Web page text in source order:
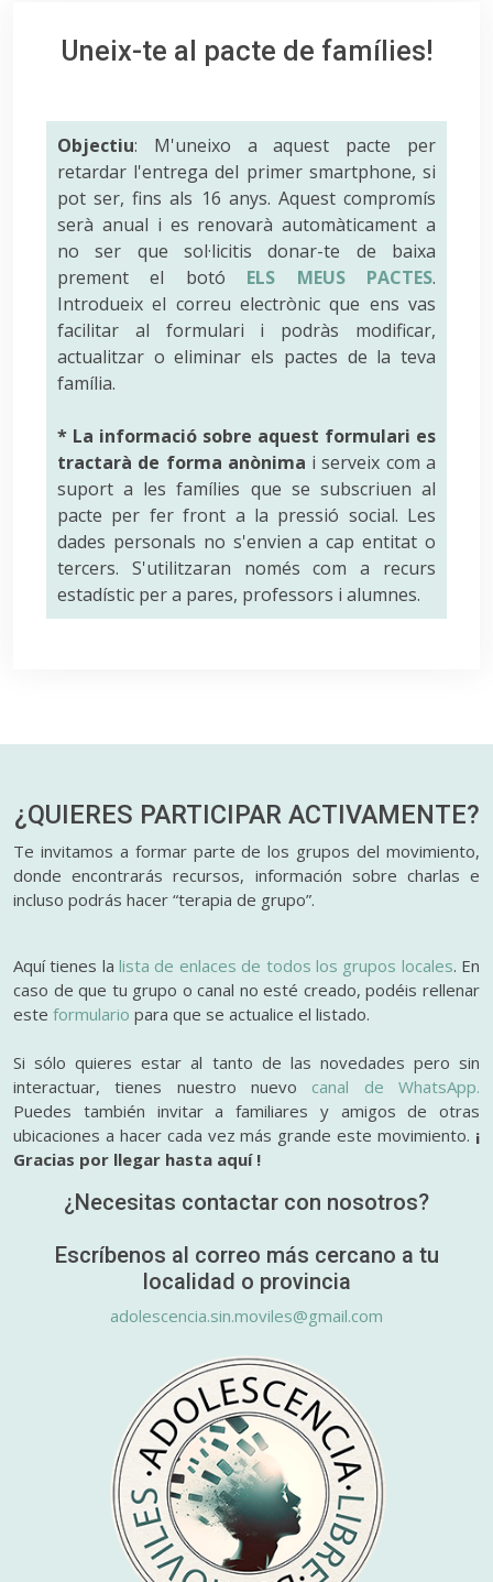
Uneix-te al pacte de famílies!
Objectiu: M'uneixo a aquest pacte per
retardar l'entrega del primer smartphone, si
pot ser, fins als 16 anys. Aquest compromís
serà anual i es renovarà automàticament a
no ser que sol·licitis donar-te de baixa
prement el botó ELS MEUS PACTES.
Introdueix el correu electrònic que ens vas
facilitar al formulari i podràs modificar,
actualitzar o eliminar els pactes de la teva
família.
* La informació sobre aquest formulari es
tractarà de forma anònima i serveix com a
suport a les famílies que se subscriuen al
pacte per fer front a la pressió social. Les
dades personals no s'envien a cap entitat o
tercers. S'utilitzaran només com a recurs
estadístic per a pares, professors i alumnes.
¿QUIERES PARTICIPAR ACTIVAMENTE?
Te invitamos a formar parte de los grupos del movimiento,
donde encontrarás recursos, información sobre charlas e
incluso podrás hacer “terapia de grupo”.
Aquí tienes lalista de enlaces de todos los grupos locales. En
caso de que tu grupo o canal no esté creado, podéis rellenar
este formulario para que se actualice el listado.
Si sólo quieres estar al tanto de las novedades pero sin
interactuar, tienes nuestro nuevo canal de WhatsApp.
Puedes también invitar a familiares y amigos de otras
ubicaciones a hacer cada vez más grande este movimiento. ¡
Gracias por llegar hasta aquí !
¿Necesitas contactar con nosotros?
Escríbenos al correo más cercano a tu
localidad o provincia
adolescencia.sin.moviles@gmail.com